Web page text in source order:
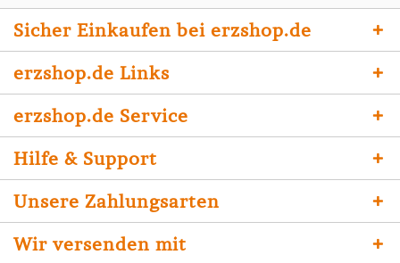
Sicher Einkaufen bei erzshop.de
erzshop.de Links
erzshop.de Service
Hilfe & Support
Unsere Zahlungsarten
Wir versenden mit